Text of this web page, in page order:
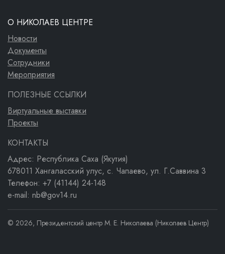
О НИКОЛАЕВ ЦЕНТРЕ
Новости
Документы
Сотрудники
Мероприятия
ПОЛЕЗНЫЕ ССЫЛКИ
Виртуальные выставки
Проекты
КОНТАКТЫ
Адрес: Республика Саха (Якутия)
678011 Хангаласский улус, с. Чапаево, ул. Г.Саввина 3
Телефон: +7 (41144) 24-148
e-mail: nb@gov14.ru
© 2026, Президентский центр М. Е. Николаева (Николаев Центр)